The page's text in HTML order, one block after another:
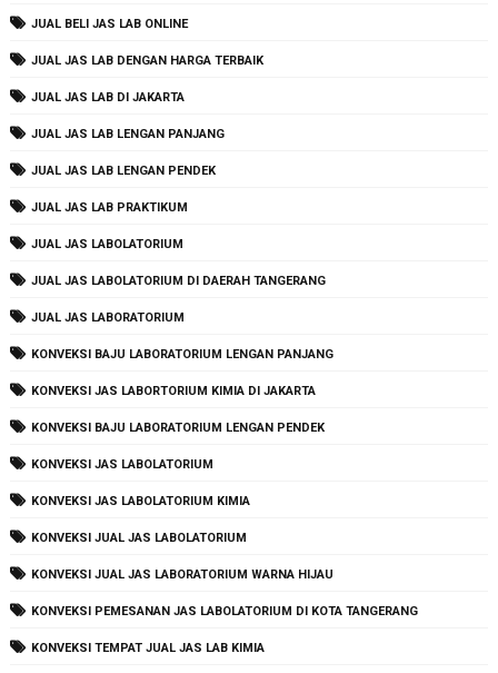
JUAL BELI JAS LAB ONLINE
JUAL JAS LAB DENGAN HARGA TERBAIK
JUAL JAS LAB DI JAKARTA
JUAL JAS LAB LENGAN PANJANG
JUAL JAS LAB LENGAN PENDEK
JUAL JAS LAB PRAKTIKUM
JUAL JAS LABOLATORIUM
JUAL JAS LABOLATORIUM DI DAERAH TANGERANG
JUAL JAS LABORATORIUM
KONVEKSI BAJU LABORATORIUM LENGAN PANJANG
KONVEKSI JAS LABORTORIUM KIMIA DI JAKARTA
KONVEKSI BAJU LABORATORIUM LENGAN PENDEK
KONVEKSI JAS LABOLATORIUM
KONVEKSI JAS LABOLATORIUM KIMIA
KONVEKSI JUAL JAS LABOLATORIUM
KONVEKSI JUAL JAS LABORATORIUM WARNA HIJAU
KONVEKSI PEMESANAN JAS LABOLATORIUM DI KOTA TANGERANG
KONVEKSI TEMPAT JUAL JAS LAB KIMIA